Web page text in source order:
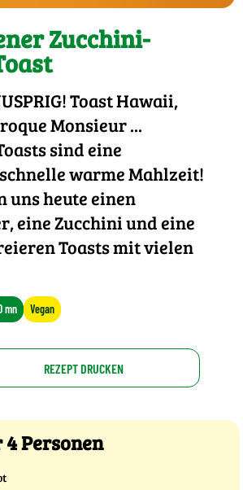
Zucchini-
Toast Hawaii,
Monsieur ...
sind eine
warme Mahlzeit!
uns heute einen
eine Zucchini und eine
Toasts mit vielen
mn Vegan
REZEPT DRUCKEN
Personen